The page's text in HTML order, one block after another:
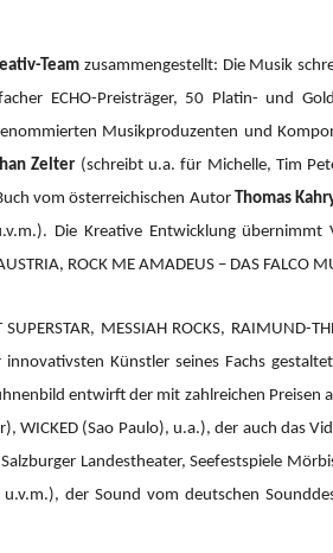
Teamzusammengestellt: Die Musik
ECHO-Preisträger, 50 Platin- und
Musikproduzenten und
Zelter (schreibt u.a. für Michelle, Tim
vom österreichischen Autor Thomas
Die Kreative Entwicklung
ROCK ME AMADEUS – DAS FALCO
SUPERSTAR, MESSIAH ROCKS, RAIMUND-
Künstler seines Fachs
entwirft der mit zahlreichen Preisen
WICKED (Sao Paulo), u.a.), der auch das
Landestheater, Seefestspiele
u.v.m.), der Sound vom deutschen